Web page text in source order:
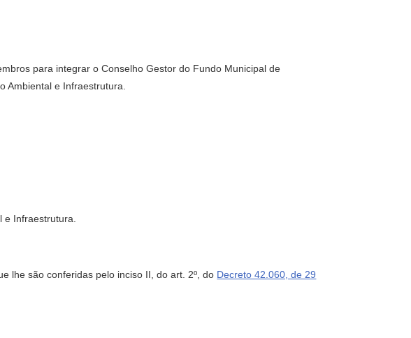
para integrar o Conselho Gestor do Fundo Municipal de
Ambiental e Infraestrutura.
Infraestrutura.
lhe são conferidas pelo inciso II, do art. 2º, do Decreto 42.060, de 29